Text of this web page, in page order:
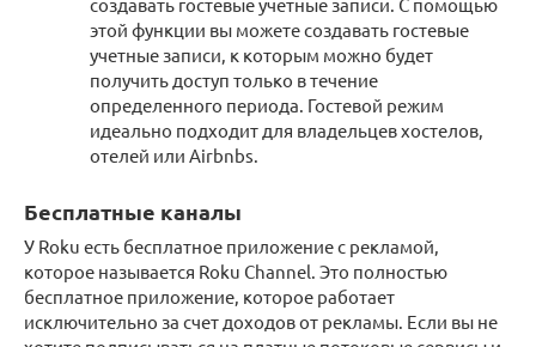
этой функции вы можете создавать гостевые
учетные записи, к которым можно будет
получить доступ только в течение
определенного периода. Гостевой режим
идеально подходит для владельцев хостелов,
отелей или Airbnbs.
Бесплатные каналы
У Roku есть бесплатное приложение с рекламой,
которое называется Roku Channel. Это полностью
бесплатное приложение, которое работает
исключительно за счет доходов от рекламы. Если вы не